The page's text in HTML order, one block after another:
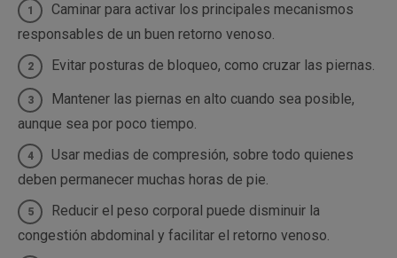
Caminar para activar los principales mecanismos
responsables de un buen retorno venoso.
Evitar posturas de bloqueo, como cruzar las piernas.
Mantener las piernas en alto cuando sea posible,
aunque sea por poco tiempo.
Usar medias de compresión, sobre todo quienes
deben permanecer muchas horas de pie.
Reducir el peso corporal puede disminuir la
congestión abdominal y facilitar el retorno venoso.